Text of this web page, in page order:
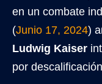
en un combate
(Junio 17, 2024)
Ludwig Kaiser
por